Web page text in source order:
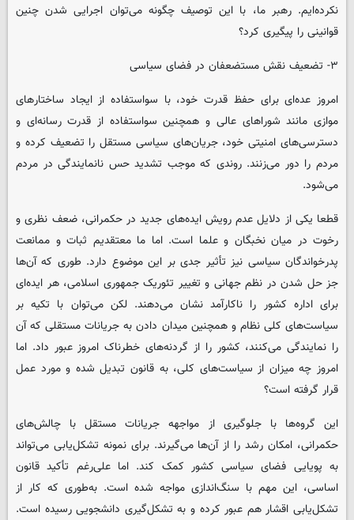
نکرده‌ایم. رهبر ما، با این توصیف چگونه می‌توان اجرایی شدن چنین
قوانینی را پیگیری کرد؟
۳- تضعیف نقش مستضعفان در فضای سیاسی
امروز عده‌ای برای حفظ قدرت خود، با سواستفاده از ایجاد ساختارهای
موازی مانند شوراهای عالی و همچنین سواستفاده از قدرت رسانه‌ای و
دسترسی‌های امنیتی خود، جریان‌های سیاسی مستقل را تضعیف کرده و
مردم را دور می‌زنند. روندی که موجب تشدید حس نانمایندگی در مردم
می‌شود.
قطعا یکی از دلایل عدم رویش ایده‌های جدید در حکمرانی، ضعف نظری و
رخوت در میان نخبگان و علما است. اما ما معتقدیم ثبات و ممانعت
پدرخواندگان سیاسی نیز تأثیر جدی بر این موضوع دارد. طوری که آن‌ها
جز حل شدن در نظم جهانی و تغییر تئوریک جمهوری اسلامی، هر ایده‌ای
برای اداره کشور را ناکارآمد نشان می‌دهند. لکن می‌توان با تکیه بر
سیاست‌های کلی نظام و همچنین میدان دادن به جریانات مستقلی که آن
را نمایندگی می‌کنند، کشور را از گردنه‌های خطرناک امروز عبور داد. اما
امروز چه میزان از سیاست‌های کلی، به قانون تبدیل شده و مورد عمل
قرار گرفته است؟
این گروه‌ها با جلوگیری از مواجهه جریانات مستقل با چالش‌های
حکمرانی، امکان رشد را از آن‌ها می‌گیرند. برای نمونه تشکل‌یابی می‌تواند
به پویایی فضای سیاسی کشور کمک کند. اما علی‌رغم تأکید قانون
اساسی، این مهم با سنگ‌اندازی مواجه شده است. به‌طوری که کار از
تشکل‌یابی اقشار هم عبور کرده و به تشکل‌گیری دانشجویی رسیده است.